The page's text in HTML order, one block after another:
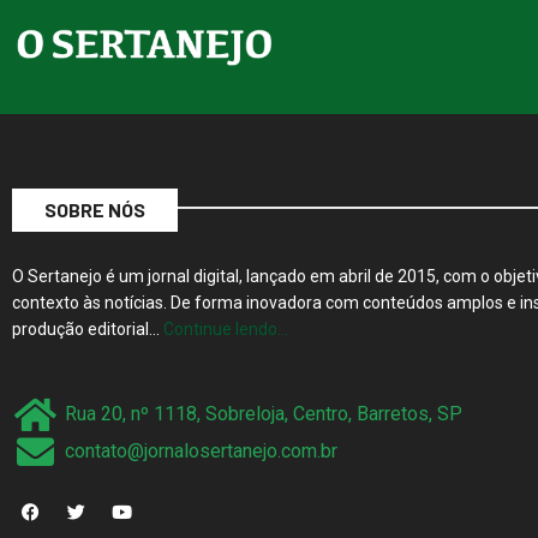
SOBRE NÓS
O Sertanejo é um jornal digital, lançado em abril de 2015, com o
contexto às notícias. De forma inovadora com conteúdos amplos e
produção editorial… Continue lendo…
Rua 20, nº 1118, Sobreloja, Centro, Barretos, SP
contato@jornalosertanejo.com.br